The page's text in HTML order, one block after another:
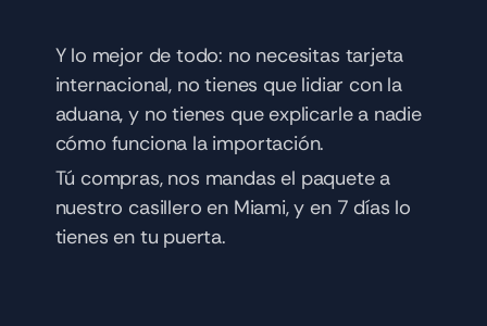
Y lo mejor de todo: no necesitas tarjeta
internacional, no tienes que lidiar con la
aduana, y no tienes que explicarle a nadie
cómo funciona la importación.
Tú compras, nos mandas el paquete a
nuestro casillero en Miami, y en 7 días lo
tienes en tu puerta.